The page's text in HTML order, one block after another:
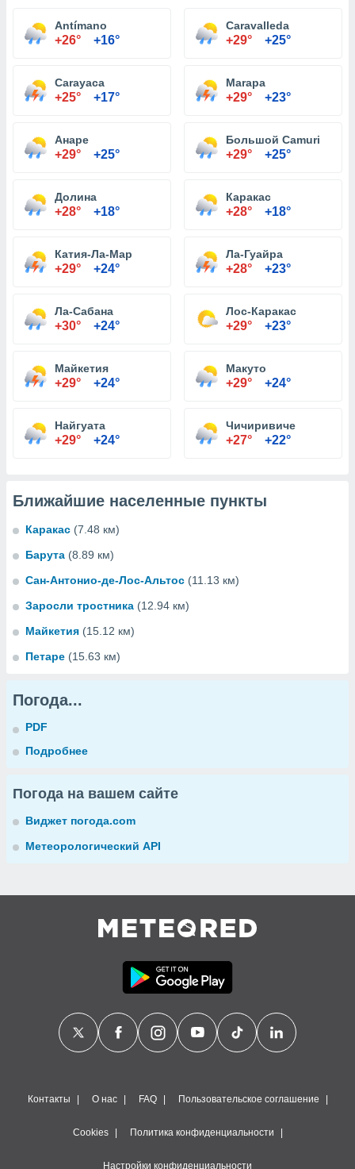
Antímano
+26° +16°
Caravalleda
+29° +25°
Carayaca
+25° +17°
Marapa
+29° +23°
Анаре
+29° +25°
Большой Camuri
+29° +25°
Долина
+28° +18°
Каракас
+28° +18°
Катия-Ла-Мар
+29° +24°
Ла-Гуайра
+28° +23°
Ла-Сабана
+30° +24°
Лос-Каракас
+29° +23°
Майкетия
+29° +24°
Макуто
+29° +24°
Найгуата
+29° +24°
Чичиривиче
+27° +22°
Ближайшие населенные пункты
Каракас (7.48 км)
Барута (8.89 км)
Сан-Антонио-де-Лос-Альтос (11.13 км)
Заросли тростника (12.94 км)
Майкетия (15.12 км)
Петаре (15.63 км)
Погода...
PDF
Подробнее
Погода на вашем сайте
Виджет погода.com
Метеорологический API
Контакты О нас FAQ Пользовательское соглашение
Cookies Политика конфиденциальности
Настройки конфиденциальности